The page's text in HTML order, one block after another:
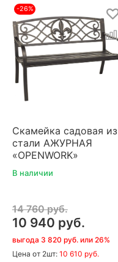
-26%
Скамейка садовая из
стали АЖУРНАЯ
«OPENWORK»
В наличии
14 760 руб.
10 940 руб.
выгода 3 820 руб. или 26%
Цена от 2шт: 10 610 руб.